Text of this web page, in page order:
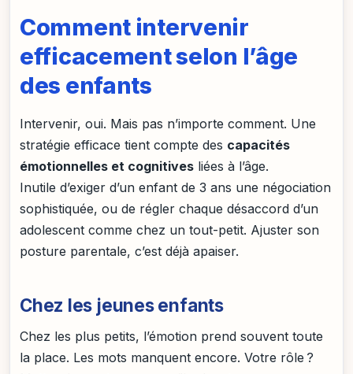
Comment intervenir
efficacement selon l’âge
des enfants
Intervenir, oui. Mais pas n’importe comment. Une
stratégie efficace tient compte des capacités
émotionnelles et cognitives liées à l’âge.
Inutile d’exiger d’un enfant de 3 ans une négociation
sophistiquée, ou de régler chaque désaccord d’un
adolescent comme chez un tout-petit. Ajuster son
posture parentale, c’est déjà apaiser.
Chez les jeunes enfants
Chez les plus petits, l’émotion prend souvent toute
la place. Les mots manquent encore. Votre rôle ?